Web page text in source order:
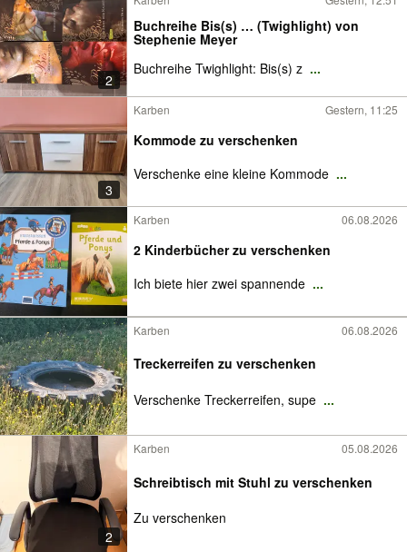
2
Buchreihe Bis(s) … (Twighlight) von
Stephenie Meyer
Buchreihe Twighlight: Bis(s) z ...
3
Karben Gestern, 11:25
Kommode zu verschenken
Verschenke eine kleine Kommode ...
Karben 06.08.2026
2 Kinderbücher zu verschenken
Ich biete hier zwei spannende ...
Karben 06.08.2026
Treckerreifen zu verschenken
Verschenke Treckerreifen, supe ...
2
Karben 05.08.2026
Schreibtisch mit Stuhl zu verschenken
Zu verschenken